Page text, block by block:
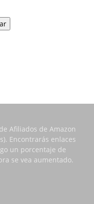
Afiliados de Amazon
Encontrarás enlaces
un porcentaje de
se vea aumentado.